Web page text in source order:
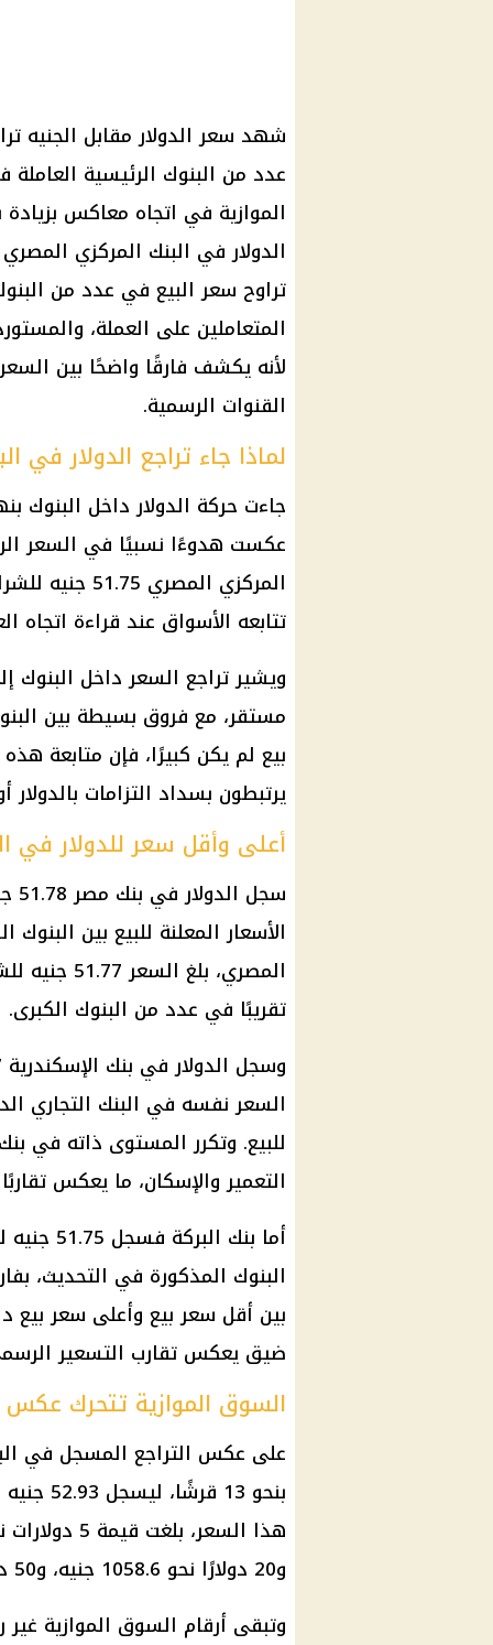
عدد من البنوك الرئيسية
المتعاملين على العملة،
لأنه يكشف فارقًا واضحًا بين
القنوات الرسمية.
لماذا جاء تراجع الدولار في
جاءت حركة الدولارداخل البنوك
عكست هدوءًا نسبيًا في السعر
المركزي المصري
تتابعه الأسواق عند قراءة اتجاه
ويشير تراجع السعر داخل البنوك
مستقر، مع فروق بسيطة بين
بيع لم يكن كبيرًا، فإن متابعة
يرتبطون بسداد التزامات
أعلى وأقل سعر للدولار في
سجل الدولار في بنك مصر
الأسعار المعلنة للبيع بين البنوك
المصري
تقريبًا في عدد من البنوك الكبرى.
وسجل الدولار
السعر نفسه في البنك التجاري
للبيع. وتكرر المستوى ذاته في
التعمير والإسكان، ما يعكس
أما بنك البركة فسجل 51.75 جنيه للشراء و51.85 جنيه للبيع، وهو أقل سعر بيع بين
البنوك المذكورة في التحديث،
ضيق يعكس تقارب التسعير
السوق الموازية تتحرك عكس
على عكس التراجع المسجل في
بنحو
و20 دولارًا نحو 1058.6 جنيه، و50 دولارًا نحو 2646.5 جنيه.
وتبقى أرقام السوق الموازية غير